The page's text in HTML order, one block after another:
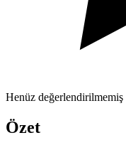
Henüz değerlendirilmemiş
Özet